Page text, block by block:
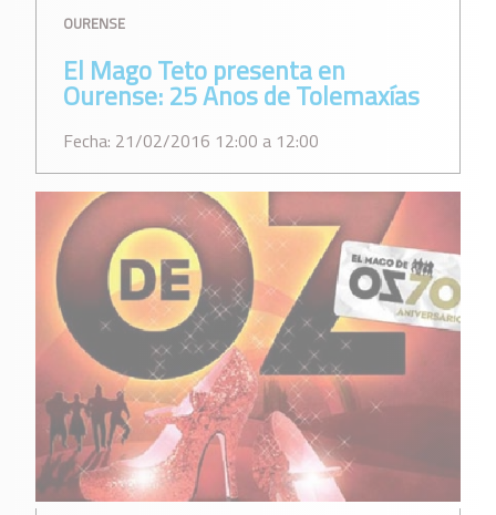
OURENSE
El Mago Teto presenta en
Ourense: 25 Anos de Tolemaxías
Fecha: 21/02/2016 12:00 a 12:00